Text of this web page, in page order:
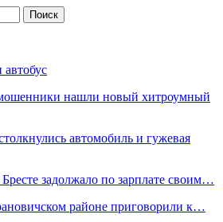
автобус
нашли новый хитроумный
автомобиль и гужевая
задолжало по зарплате своим…
районе приговорили к…